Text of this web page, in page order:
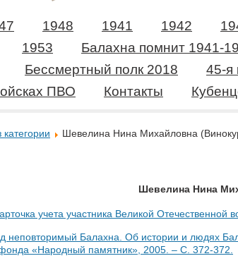
1948 1941 1942
1953 Балахна помнит 1941-
Бессмертный полк 2018 45-я
ПВО
Контакты
категории Шевелина Нина Михайловна
Шевелина Нина
учета участника Великой Отечественной
неповторимый Балахна. Об истории и людях
«Народный памятник», 2005. – С. 372-372.